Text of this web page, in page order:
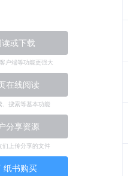
读或下载
户端等功能更强大
在线阅读
、搜索等基本功能
分享资源
们上传分享的文件
纸书购买